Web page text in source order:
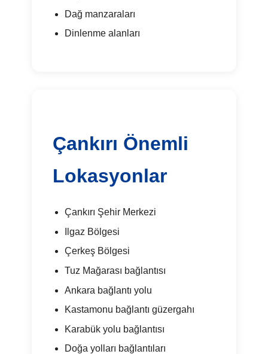
Dağ manzaraları
Dinlenme alanları
Çankırı Önemli
Lokasyonlar
Çankırı Şehir Merkezi
Ilgaz Bölgesi
Çerkeş Bölgesi
Tuz Mağarası bağlantısı
Ankara bağlantı yolu
Kastamonu bağlantı güzergahı
Karabük yolu bağlantısı
Doğa yolları bağlantıları